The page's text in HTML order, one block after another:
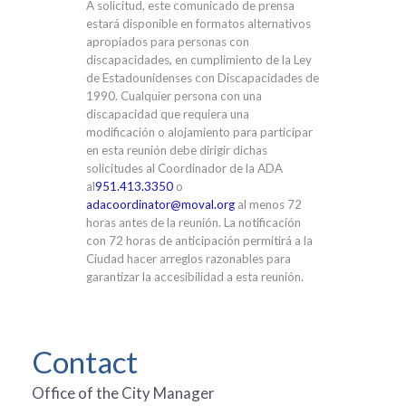
A solicitud, este comunicado de prensa
estará disponible en formatos alternativos
apropiados para personas con
discapacidades, en cumplimiento de la Ley
de Estadounidenses con Discapacidades de
1990. Cualquier persona con una
discapacidad que requiera una
modificación o alojamiento para participar
en esta reunión debe dirigir dichas
solicitudes al Coordinador de la ADA
al951.413.3350 o
adacoordinator@moval.org al menos 72
horas antes de la reunión. La notificación
con 72 horas de anticipación permitirá a la
Ciudad hacer arreglos razonables para
garantizar la accesibilidad a esta reunión.
Contact
Office of the City Manager